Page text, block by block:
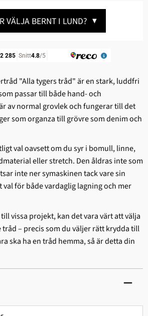
VÄLJA BERNT I LUND? ▼
"Alla tygers tråd" är en stark, ludd­fri
passar till både hand- och
av normal grovlek och fungerar till det
som organza till grövre som denim och
val oavsett om du syr i bomull, linne,
eller stretch. Den åldras inte som
inte ner symaskinen tack vare sin
val för både vardaglig lagning och mer
vissa projekt, kan det vara värt att välja
– precis som du väljer rätt krydda till
ska ha en tråd hemma, så är detta din